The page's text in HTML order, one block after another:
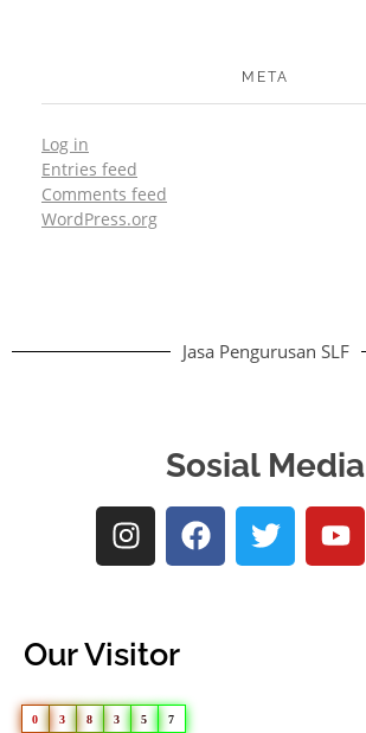
META
Log in
Entries feed
Comments feed
WordPress.org
Jasa Pengurusan SLF
Sosial Media
Our Visitor
0 3 8 3 5 7